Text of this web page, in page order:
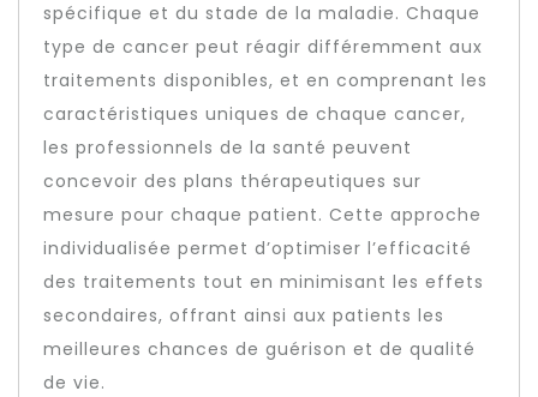
spécifique et du stade de la maladie. Chaque
type de cancer peut réagir différemment aux
traitements disponibles, et en comprenant les
caractéristiques uniques de chaque cancer,
les professionnels de la santé peuvent
concevoir des plans thérapeutiques sur
mesure pour chaque patient. Cette approche
individualisée permet d’optimiser l’efficacité
des traitements tout en minimisant les effets
secondaires, offrant ainsi aux patients les
meilleures chances de guérison et de qualité
de vie.